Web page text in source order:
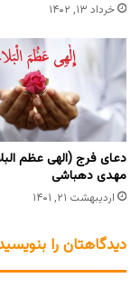
خرداد ۱۳, ۱۴۰۲
دعای فرج (الهی عظم
مهدی دهباشی
اردیبهشت ۲۱, ۱۴۰۱
دیدگاهتان را